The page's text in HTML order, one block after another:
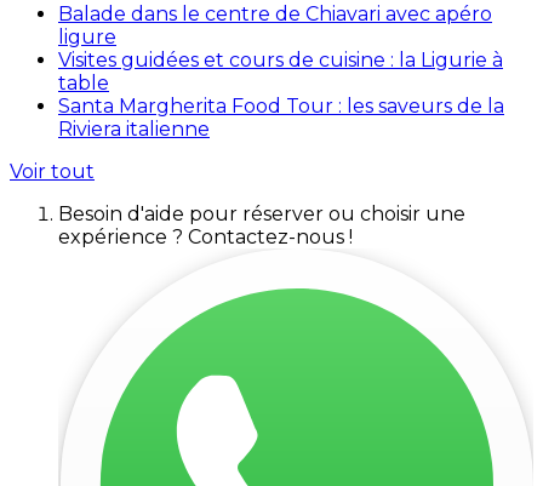
Balade dans le centre de Chiavari avec apéro
ligure
Visites guidées et cours de cuisine : la Ligurie à
table
Santa Margherita Food Tour : les saveurs de la
Riviera italienne
Voir tout
Besoin d'aide pour réserver ou choisir une
expérience ? Contactez-nous !